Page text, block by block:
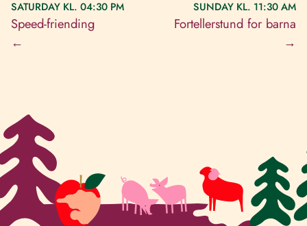
SATURDAY KL. 04:30 PM
Speed-friending
←
SUNDAY KL. 11:30 AM
Fortellerstund for barna
→